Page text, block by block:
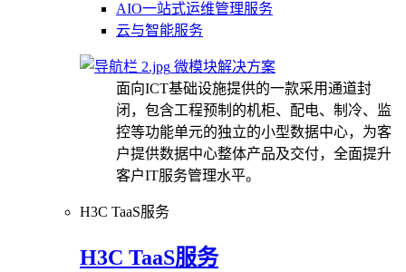
AIO一站式运维管理服务
云与智能服务
微模块解决方案
面向ICT基础设施提供的一款采用通道封
闭，包含工程预制的机柜、配电、制冷、监
控等功能单元的独立的小型数据中心，为客
户提供数据中心整体产品及交付，全面提升
客户IT服务管理水平。
H3C TaaS服务
H3C TaaS服务